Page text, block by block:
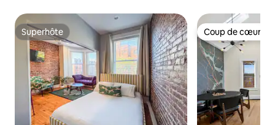
Superhôte
Superhôte Coup de cœur
Coup de cœur